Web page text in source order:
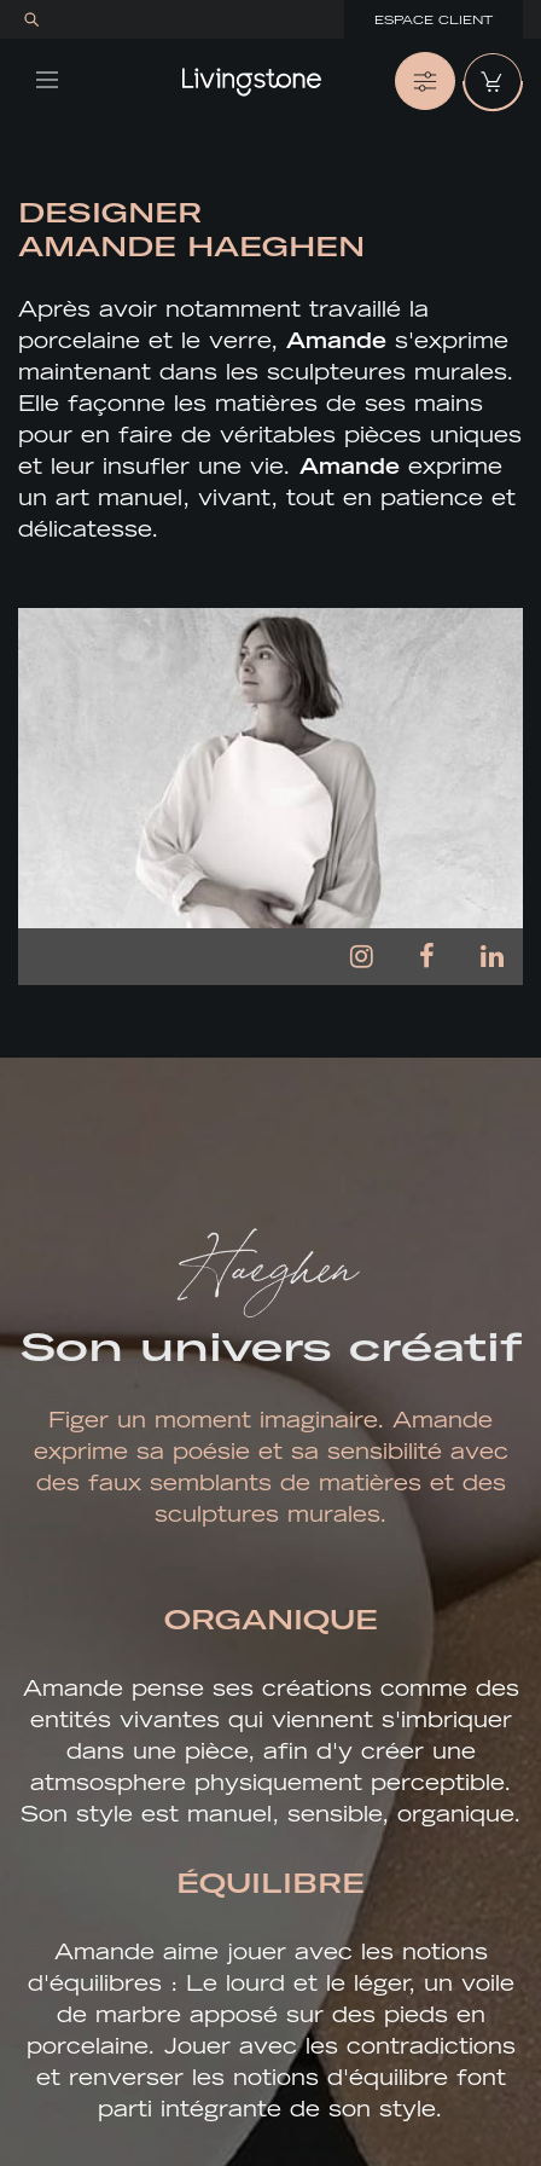
ESPACE CLIENT
DESIGNER
AMANDE HAEGHEN
Après avoir notamment travaillé la
porcelaine et le verre, Amande s'exprime
maintenant dans les sculpteures murales.
Elle façonne les matières de ses mains
pour en faire de véritables pièces uniques
et leur insufler une vie. Amande exprime
un art manuel, vivant, tout en patience et
délicatesse.
Haeghen
Son univers créatif
Figer un moment imaginaire. Amande
exprime sa poésie et sa sensibilité avec
des faux semblants de matières et des
sculptures murales.
ORGANIQUE
Amande pense ses créations comme des
entités vivantes qui viennent s'imbriquer
dans une pièce, afin d'y créer une
atmsosphere physiquement perceptible.
Son style est manuel, sensible, organique.
ÉQUILIBRE
Amande aime jouer avec les notions
d'équilibres : Le lourd et le léger, un voile
de marbre apposé sur des pieds en
porcelaine. Jouer avec les contradictions
et renverser les notions d'équilibre font
parti intégrante de son style.